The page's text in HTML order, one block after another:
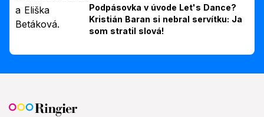
Podpásovka v úvode Let's Dance?
Kristián Baran si nebral servítku: Ja
som stratil slová!